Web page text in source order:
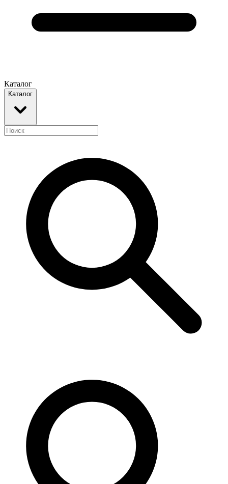
Каталог
Каталог